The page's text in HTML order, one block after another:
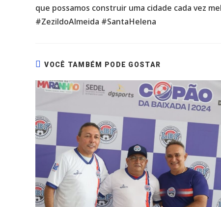
que possamos construir uma cidade cada vez
#ZezildoAlmeida #SantaHelena
VOCÊ TAMBÉM PODE GOSTAR